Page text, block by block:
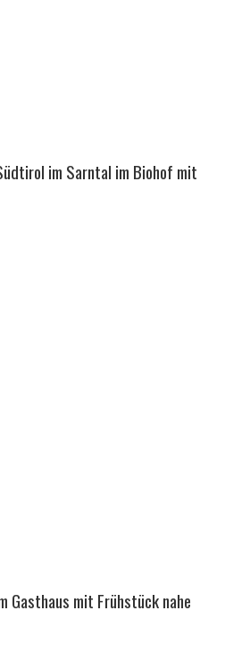
im Sarntal im Biohof mit
Gasthaus mit Frühstück nahe